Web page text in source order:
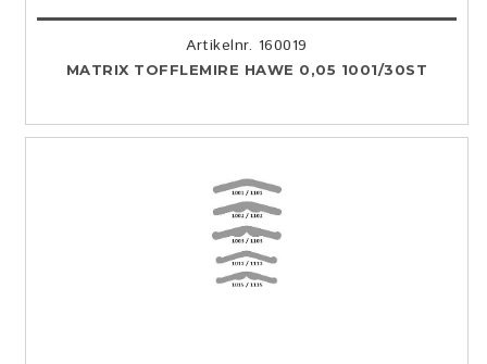
Artikelnr. 160019
MATRIX TOFFLEMIRE HAWE 0,05 1001/30ST